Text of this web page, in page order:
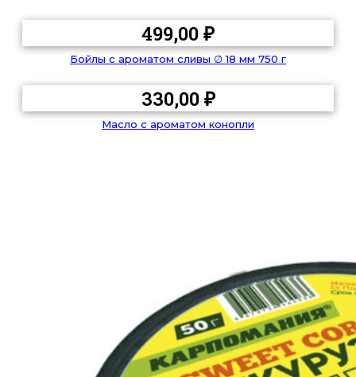
499,00₽
Бойлы с ароматом сливы ∅ 18 мм 750 г
330,00₽
Масло с ароматом конопли